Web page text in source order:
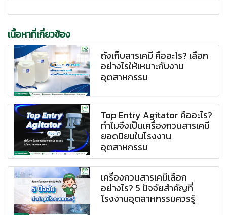
เนื้อหาที่เกี่ยวข้อง
ถังเก็บสารเคมี คืออะไร? เลือก
อย่างไรให้เหมาะกับงาน
อุตสาหกรรม
Top Entry Agitator คืออะไร?
ทำไมจึงเป็นเครื่องกวนสารเคมี
ยอดนิยมในโรงงาน
อุตสาหกรรม
เครื่องกวนสารเคมีเลือก
อย่างไร? 5 ปัจจัยสำคัญที่
โรงงานอุตสาหกรรมควรรู้